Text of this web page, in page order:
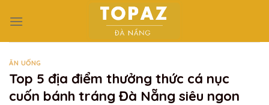
ĂN UỐNG
Top 5 địa điểm thưởng thức cá nục
cuốn bánh tráng Đà Nẵng siêu ngon